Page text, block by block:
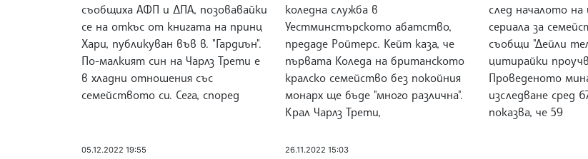
съобщиха АФП и ДПА, позовавайки
се на откъс от книгата на принц
Хари, публикуван във в. "Гардиън".
По-малкият син на Чарлз Трети е
в хладни отношения със
семейството си. Сега, според
коледна служба в
Уестминстърското абатство,
предаде Ройтерс. Кейт каза, че
първата Коледа на британското
кралско семейство без покойния
монарх ще бъде "много различна".
Крал Чарлз Трети,
след началото на
сериала за
съобщи "Дейли
цитирайки
Проведеното
изследване сред
показва, че 59
05.12.2022 19:55 26.11.2022 15:03